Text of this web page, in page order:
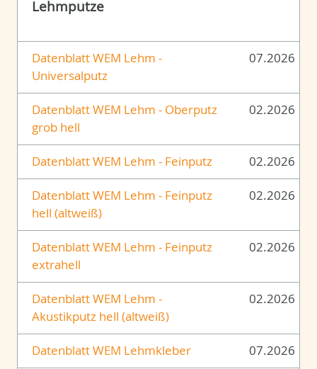
Lehmputze
Datenblatt WEM Lehm -
Universalputz
07.2026
Datenblatt WEM Lehm - Oberputz
grob hell
02.2026
Datenblatt WEM Lehm - Feinputz 02.2026
Datenblatt WEM Lehm - Feinputz
hell (altweiß)
02.2026
Datenblatt WEM Lehm - Feinputz
extrahell
02.2026
Datenblatt WEM Lehm -
Akustikputz hell (altweiß)
02.2026
Datenblatt WEM Lehmkleber 07.2026